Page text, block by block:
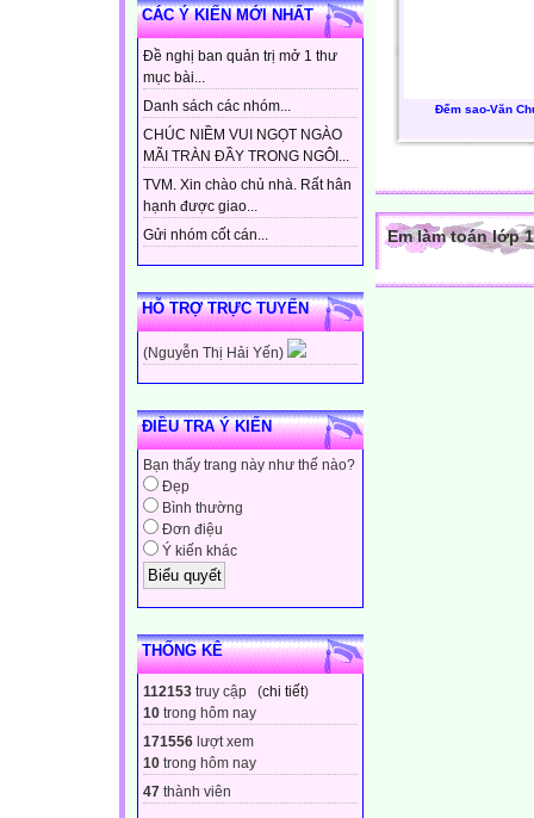
CÁC Ý KIẾN MỚI NHẤT
Đề nghị ban quản trị mở 1 thư
mục bài...
Danh sách các nhóm...
CHÚC NIỀM VUI NGỌT NGÀO
MÃI TRÀN ĐẦY TRONG NGÔI...
TVM. Xin chào chủ nhà. Rất hân
hạnh được giao...
Gửi nhóm cốt cán...
HỖ TRỢ TRỰC TUYẾN
(Nguyễn Thị Hải Yến)
ĐIỀU TRA Ý KIẾN
Bạn thấy trang này như thế nào?
Đẹp
Bình thường
Đơn điệu
Ý kiến khác
THỐNG KÊ
112153 truy cập (chi tiết)
10 trong hôm nay
171556 lượt xem
10 trong hôm nay
47 thành viên
Đếm sao-Văn
Em làm toán lớp 1